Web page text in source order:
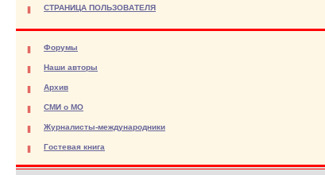
СТРАНИЦА ПОЛЬЗОВАТЕЛЯ
Форумы
Наши авторы
Архив
СМИ о МО
Журналисты-международники
Гостевая книга